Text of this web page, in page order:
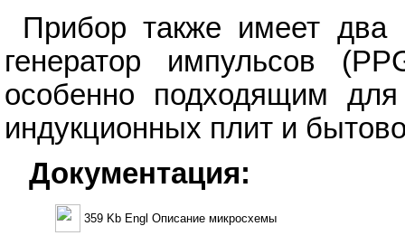
Прибор также имеет два
генератор импульсов
особенно подходящим
индукционных плит и
Документация:
359 Kb Engl Описание микросхемы